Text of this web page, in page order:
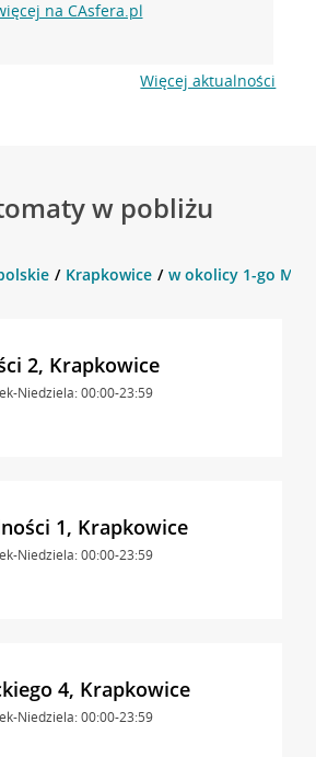
na CAsfera.pl
Więcej aktualności
w pobliżu
Krapkowice w okolicy 1-go
2, Krapkowice
Niedziela: 00:00-23:59
1, Krapkowice
Niedziela: 00:00-23:59
4, Krapkowice
Niedziela: 00:00-23:59